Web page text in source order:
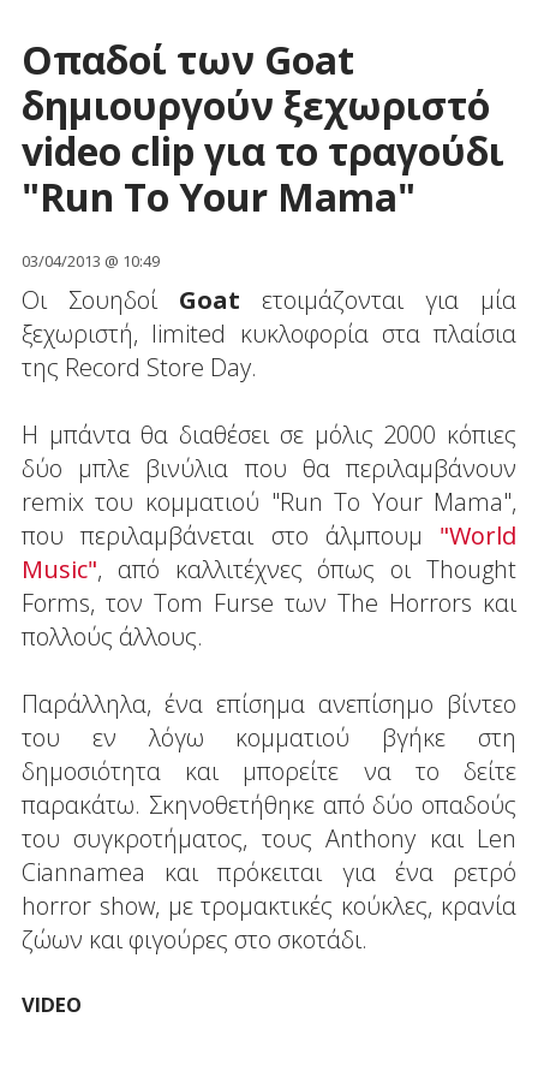
Οπαδοί των Goat
δημιουργούν ξεχωριστό
video clip για το τραγούδι
"Run To Your Mama"
03/04/2013 @ 10:49
Οι Σουηδοί Goat ετοιμάζονται για μία
ξεχωριστή, limited κυκλοφορία στα πλαίσια
της Record Store Day.
Η μπάντα θα διαθέσει σε μόλις 2000 κόπιες
δύο μπλε βινύλια που θα περιλαμβάνουν
remix του κομματιού "Run To Your Mama",
που περιλαμβάνεται στο άλμπουμ "World
Music", από καλλιτέχνες όπως οι Thought
Forms, τον Tom Furse των The Horrors και
πολλούς άλλους.
Παράλληλα, ένα επίσημα ανεπίσημο βίντεο
του εν λόγω κομματιού βγήκε στη
δημοσιότητα και μπορείτε να το δείτε
παρακάτω. Σκηνοθετήθηκε από δύο οπαδούς
του συγκροτήματος, τους Anthony και Len
Ciannamea και πρόκειται για ένα ρετρό
horror show, με τρομακτικές κούκλες, κρανία
ζώων και φιγούρες στο σκοτάδι.
VIDEO